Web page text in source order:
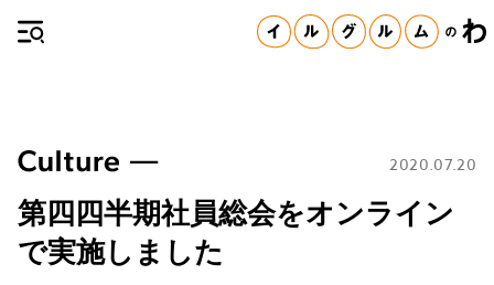
第四四半期社員総会をオンライン
で実施しました
2020.07.20